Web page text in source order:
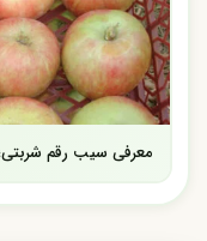
معرفی سیب رقم شربتی؛